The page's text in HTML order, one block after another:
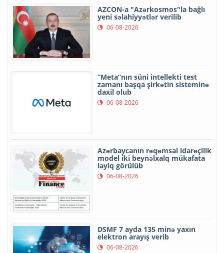
AZCON-a "Azərkosmos"la bağlı
yeni səlahiyyətlər verilib
06-08-2026
“Meta”nın süni intellekti test
zamanı başqa şirkətin sisteminə
daxil olub
06-08-2026
Azərbaycanın rəqəmsal idarəçilik
model iki beynəlxalq mükafata
layiq görülüb
06-08-2026
DSMF 7 ayda 135 minə yaxın
elektron arayış verib
06-08-2026